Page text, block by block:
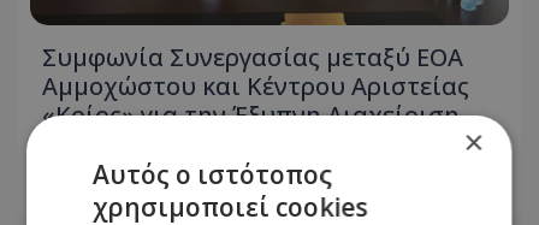
Συμφωνία Συνεργασίας μεταξύ ΕΟΑ
Αμμοχώστου και Κέντρου Αριστείας
«Κοίος» για την Έξυπνη Διαχείριση
06.08.2026 - 12:47
×
Αυτός ο ιστότοπος
χρησιμοποιεί cookies